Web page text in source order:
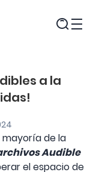
a la
mayoría de la
Audible
el espacio de